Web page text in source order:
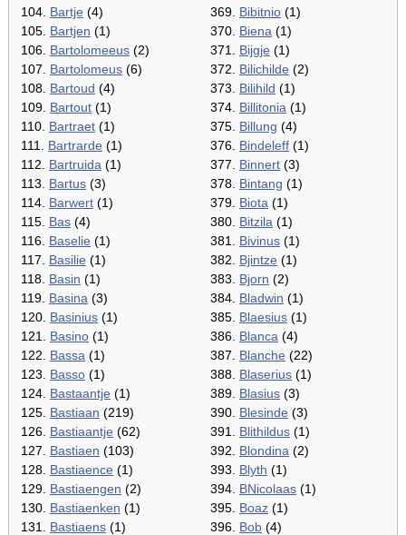
104. Bartje (4)
105. Bartjen (1)
106. Bartolomeeus (2)
107. Bartolomeus (6)
108. Bartoud (4)
109. Bartout (1)
110. Bartraet (1)
111. Bartrarde (1)
112. Bartruida (1)
113. Bartus (3)
114. Barwert (1)
115. Bas (4)
116. Baselie (1)
117. Basilie (1)
118. Basin (1)
119. Basina (3)
120. Basinius (1)
121. Basino (1)
122. Bassa (1)
123. Basso (1)
124. Bastaantje (1)
125. Bastiaan (219)
126. Bastiaantje (62)
127. Bastiaen (103)
128. Bastiaence (1)
129. Bastiaengen (2)
130. Bastiaenken (1)
131. Bastiaens (1)
369. Bibitnio (1)
370. Biena (1)
371. Bijgje (1)
372. Bilichilde (2)
373. Bilihild (1)
374. Billitonia (1)
375. Billung (4)
376. Bindeleff (1)
377. Binnert (3)
378. Bintang (1)
379. Biota (1)
380. Bitzila (1)
381. Bivinus (1)
382. Bjintze (1)
383. Bjorn (2)
384. Bladwin (1)
385. Blaesius (1)
386. Blanca (4)
387. Blanche (22)
388. Blaserius (1)
389. Blasius (3)
390. Blesinde (3)
391. Blithildus (1)
392. Blondina (2)
393. Blyth (1)
394. BNicolaas (1)
395. Boaz (1)
396. Bob (4)